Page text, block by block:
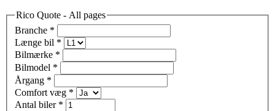
Rico Quote - All pages
Branche *
Længe bil *
Bilmærke *
Bilmodel *
Årgang *
Comfort væg *
Antal biler *